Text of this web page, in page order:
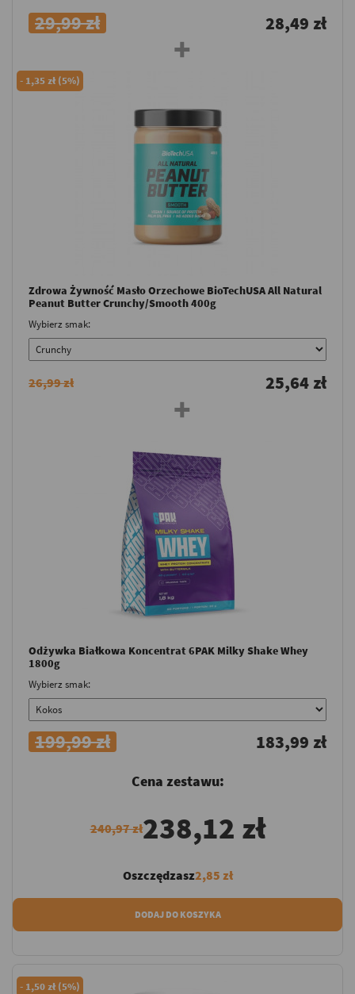
29,99 zł 28,49 zł
- 1,35 zł (5%)
Zdrowa Żywność Masło Orzechowe BioTechUSA All Natural
Peanut Butter Crunchy/Smooth 400g
Wybierz smak:
26,99 zł 25,64 zł
Odżywka Białkowa Koncentrat 6PAK Milky Shake Whey
1800g
Wybierz smak:
199,99 zł 183,99 zł
Cena zestawu:
240,97 zł238,12 zł
Oszczędzasz2,85 zł
DODAJ DO KOSZYKA
- 1,50 zł (5%)